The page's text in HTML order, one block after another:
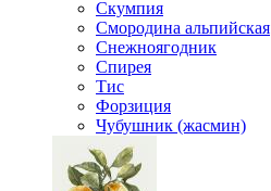
Скумпия
Смородина альпийская
Снежноягодник
Спирея
Тис
Форзиция
Чубушник (жасмин)